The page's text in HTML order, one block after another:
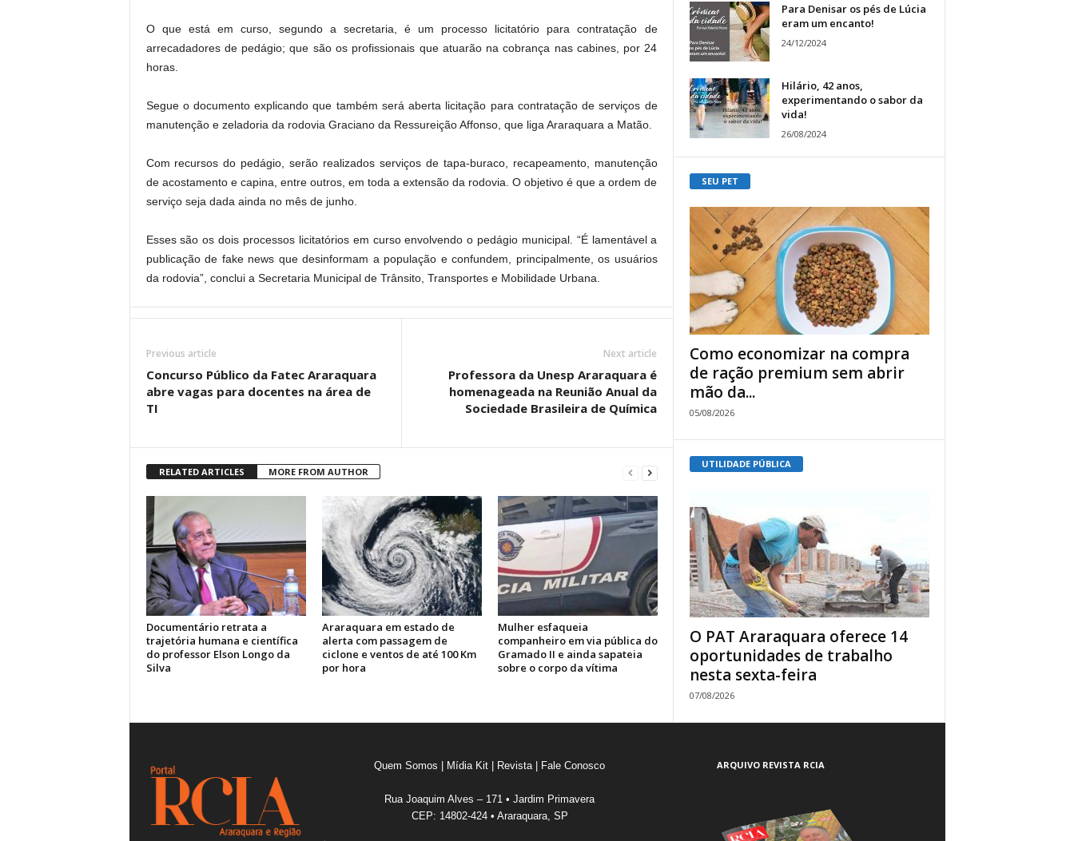
O que está em curso, segundo a secretaria, é um processo licitatório para contratação de
arrecadadores de pedágio; que são os profissionais que atuarão na cobrança nas cabines, por 24
horas.
Segue o documento explicando que também será aberta licitação para contratação de serviços de
manutenção e zeladoria da rodovia Graciano da Ressureição Affonso, que liga Araraquara a Matão.
Com recursos do pedágio, serão realizados serviços de tapa-buraco, recapeamento, manutenção
de acostamento e capina, entre outros, em toda a extensão da rodovia. O objetivo é que a ordem de
serviço seja dada ainda no mês de junho.
Esses são os dois processos licitatórios em curso envolvendo o pedágio municipal. “É lamentável a
publicação de fake news que desinformam a população e confundem, principalmente, os usuários
da rodovia”, conclui a Secretaria Municipal de Trânsito, Transportes e Mobilidade Urbana.
Previous article
Concurso Público da Fatec Araraquara
abre vagas para docentes na área de
TI
Next article
Professora da Unesp Araraquara é
homenageada na Reunião Anual da
Sociedade Brasileira de Química
RELATED ARTICLES MORE FROM AUTHOR
Documentário retrata a
trajetória humana e científica
do professor Elson Longo da
Silva
Araraquara em estado de
alerta com passagem de
ciclone e ventos de até 100 Km
por hora
Mulher esfaqueia
companheiro em via pública do
Gramado II e ainda sapateia
sobre o corpo da vítima
Para Denisar os pés de Lúcia
eram um encanto!
24/12/2024
Hilário, 42 anos,
experimentando o sabor da
vida!
26/08/2024
SEU PET
Como economizar na compra
de ração premium sem abrir
mão da...
05/08/2026
UTILIDADE PÚBLICA
O PAT Araraquara oferece 14
oportunidades de trabalho
nesta sexta-feira
07/08/2026
Quem Somos | Mídia Kit | Revista | Fale Conosco
Rua Joaquim Alves – 171 • Jardim Primavera
CEP: 14802-424 • Araraquara, SP
ARQUIVO REVISTA RCIA